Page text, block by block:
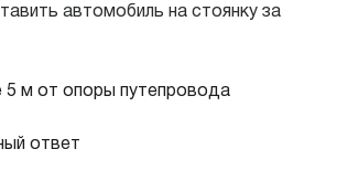
автомобиль на стоянку за
м от опоры путепровода
ответ